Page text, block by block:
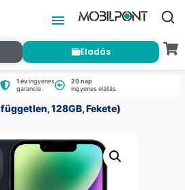
Eladás
1 évingyenes
garancia
20 nap
ingyenes elállás
128GB, Fekete)